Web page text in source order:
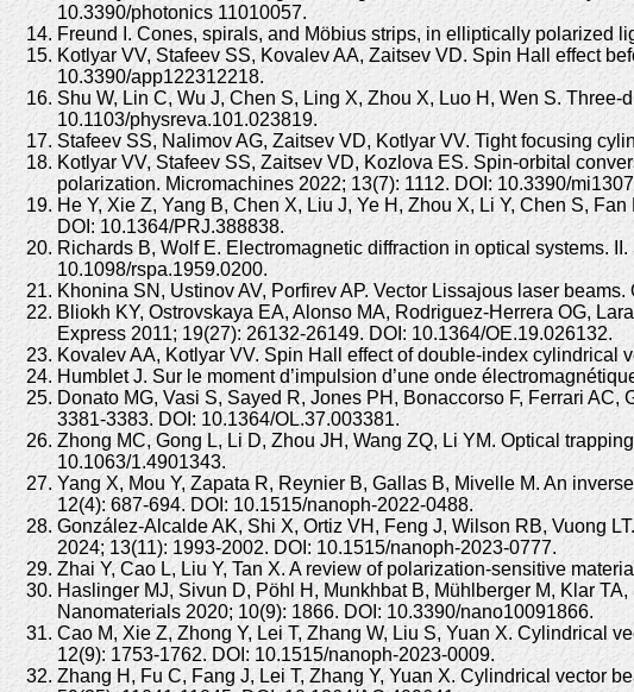
10.3390/photonics 11010057.
Freund I. Cones, spirals, and Möbius strips, in elliptically polarized
Kotlyar VV, Stafeev SS, Kovalev AA, Zaitsev VD. Spin Hall effect
10.3390/app122312218.
Shu W, Lin C, Wu J, Chen S, Ling X, Zhou X, Luo H, Wen S.
10.1103/physreva.101.023819.
Stafeev SS, Nalimov AG, Zaitsev VD, Kotlyar VV. Tight focusing
Kotlyar VV, Stafeev SS, Zaitsev VD, Kozlova ES. Spin-orbital
polarization. Micromachines 2022; 13(7): 1112. DOI: 10.3390/
He Y, Xie Z, Yang B, Chen X, Liu J, Ye H, Zhou X, Li Y, Chen S,
DOI: 10.1364/PRJ.388838.
Richards B, Wolf E. Electromagnetic diffraction in optical systems.
10.1098/rspa.1959.0200.
Khonina SN, Ustinov AV, Porfirev AP. Vector Lissajous laser
Bliokh KY, Ostrovskaya EA, Alonso MA, Rodriguez-Herrera OG,
Express 2011; 19(27): 26132-26149. DOI: 10.1364/OE.19.026132.
Kovalev AA, Kotlyar VV. Spin Hall effect of double-index cylindrical
Humblet J. Sur le moment d’impulsion d’une onde
Donato MG, Vasi S, Sayed R, Jones PH, Bonaccorso F, Ferrari
3381-3383. DOI: 10.1364/OL.37.003381.
Zhong MC, Gong L, Li D, Zhou JH, Wang ZQ, Li YM. Optical
10.1063/1.4901343.
Yang X, Mou Y, Zapata R, Reynier B, Gallas B, Mivelle M. An
12(4): 687-694. DOI: 10.1515/nanoph-2022-0488.
González-Alcalde AK, Shi X, Ortiz VH, Feng J, Wilson RB, Vuong
2024; 13(11): 1993-2002. DOI: 10.1515/nanoph-2023-0777.
Zhai Y, Cao L, Liu Y, Tan X. A review of polarization-sensitive
Haslinger MJ, Sivun D, Pöhl H, Munkhbat B, Mühlberger M, Klar
Nanomaterials 2020; 10(9): 1866. DOI: 10.3390/nano10091866.
Cao M, Xie Z, Zhong Y, Lei T, Zhang W, Liu S, Yuan X. Cylindrical
12(9): 1753-1762. DOI: 10.1515/nanoph-2023-0009.
Zhang H, Fu C, Fang J, Lei T, Zhang Y, Yuan X. Cylindrical vector